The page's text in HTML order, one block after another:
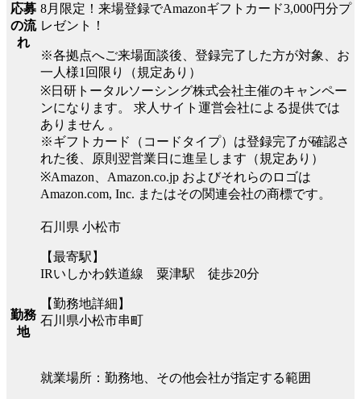
応募
の流
れ
8月限定！来場登録でAmazonギフトカード3,000円分プ
レゼント！
※各拠点へご来場面談後、登録完了した方が対象、お
一人様1回限り（規定あり）
※日研トータルソーシング株式会社主催のキャンペー
ンになります。 求人サイト運営会社による提供では
ありません 。
※ギフトカード（コードタイプ）は登録完了が確認さ
れた後、原則翌営業日に進呈します（規定あり）
※Amazon、Amazon.co.jp およびそれらのロゴは
Amazon.com, Inc. またはその関連会社の商標です。
勤務
地
石川県 小松市
【最寄駅】
IRいしかわ鉄道線 粟津駅 徒歩20分
【勤務地詳細】
石川県小松市串町
就業場所：勤務地、その他会社が指定する範囲